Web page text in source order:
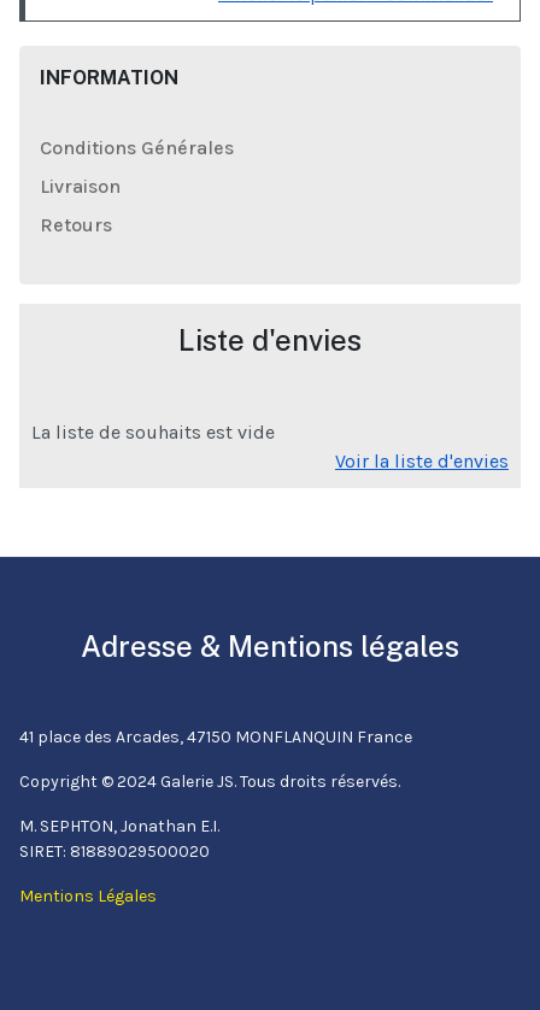
INFORMATION
Conditions Générales
Livraison
Retours
Liste d'envies
La liste de souhaits est vide
Voir la liste d'envies
Adresse & Mentions légales
41 place des Arcades, 47150 MONFLANQUIN France
Copyright © 2024 Galerie JS. Tous droits réservés.
M. SEPHTON, Jonathan E.I.
SIRET: 81889029500020
Mentions Légales